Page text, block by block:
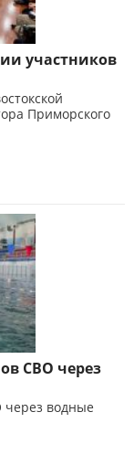
участников
Приморского
СВО через
водные